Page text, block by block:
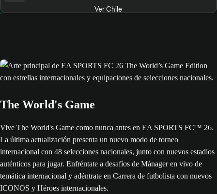
Ver Chile
The World's Game
Vive The World's Game como nunca antes en EA SPORTS FC™ 26.
La última actualización presenta un nuevo modo de torneo
internacional con 48 selecciones nacionales, junto con nuevos estadios
auténticos para jugar. Enfréntate a desafíos de Mánager en vivo de
temática internacional y adéntrate en Carrera de futbolista con nuevos
ICONOS y Héroes internacionales.